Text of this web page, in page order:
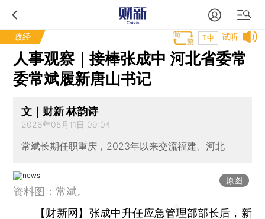
政经 试听
T中
人事观察｜接棒张成中 河北省委常
委常斌履新唐山书记
文｜财新 林韵诗
2026年05月11日 09:04
常斌长期任职重庆，2023年以来交流福建、河北
原图
资料图：常斌。
【财新网】 张成中升任应急管理部部长后，新